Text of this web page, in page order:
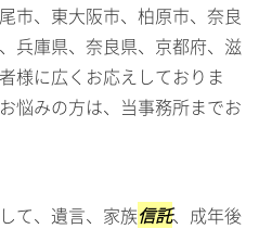
市、東大阪市、柏原市、奈良
兵庫県、奈良県、京都府、滋
様に広くお応えしておりま
悩みの方は、当事務所までお
て、遺言、家族信託、成年後